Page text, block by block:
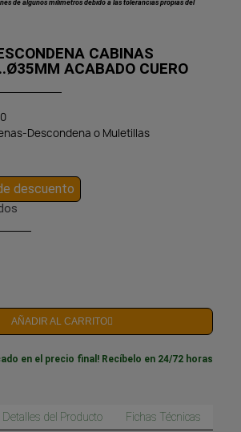
de algunos milímetros debido a las tolerancias propias del
CABINAS
ACABADO CUERO
Descondena o Muletillas
descuento
AÑADIR AL CARRITO
en el precio final! Recíbelo en 24/72 horas
Detalles del Producto Fichas Técnicas